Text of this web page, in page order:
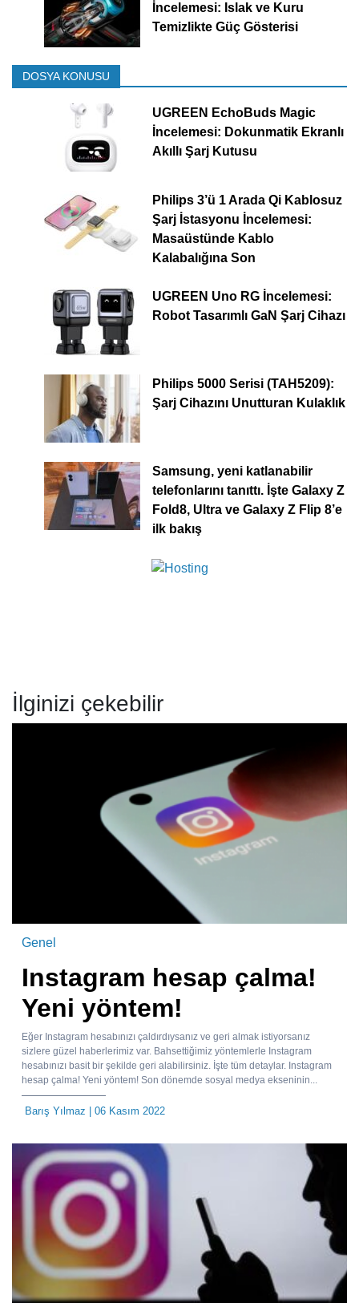
İncelemesi: Islak ve Kuru
Temizlikte Güç Gösterisi
DOSYA KONUSU
UGREEN EchoBuds Magic
İncelemesi: Dokunmatik Ekranlı
Akıllı Şarj Kutusu
Philips 3’ü 1 Arada Qi Kablosuz
Şarj İstasyonu İncelemesi:
Masaüstünde Kablo
Kalabalığına Son
UGREEN Uno RG İncelemesi:
Robot Tasarımlı GaN Şarj Cihazı
Philips 5000 Serisi (TAH5209):
Şarj Cihazını Unutturan Kulaklık
Samsung, yeni katlanabilir
telefonlarını tanıttı. İşte Galaxy Z
Fold8, Ultra ve Galaxy Z Flip 8’e
ilk bakış
İlginizi çekebilir
Genel
Instagram hesap çalma!
Yeni yöntem!
Eğer Instagram hesabınızı çaldırdıysanız ve geri almak istiyorsanız
sizlere güzel haberlerimiz var. Bahsettiğimiz yöntemlerle Instagram
hesabınızı basit bir şekilde geri alabilirsiniz. İşte tüm detaylar. Instagram
hesap çalma! Yeni yöntem! Son dönemde sosyal medya ekseninin...
Barış Yılmaz | 06 Kasım 2022